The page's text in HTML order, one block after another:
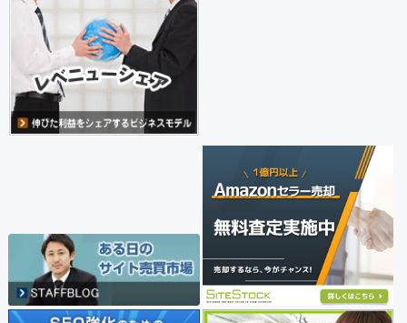
エンタメ・芸能・音楽 (1996)
ニュース・情報 (1076)
ファッション・美容 (1152)
車・バイク (172)
グルメ・食品 (16)
金融・仮想通貨 (51)